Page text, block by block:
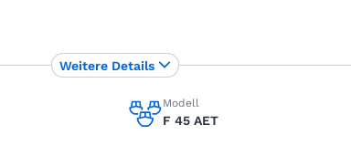
Modell
F 45 AET
Weitere Details